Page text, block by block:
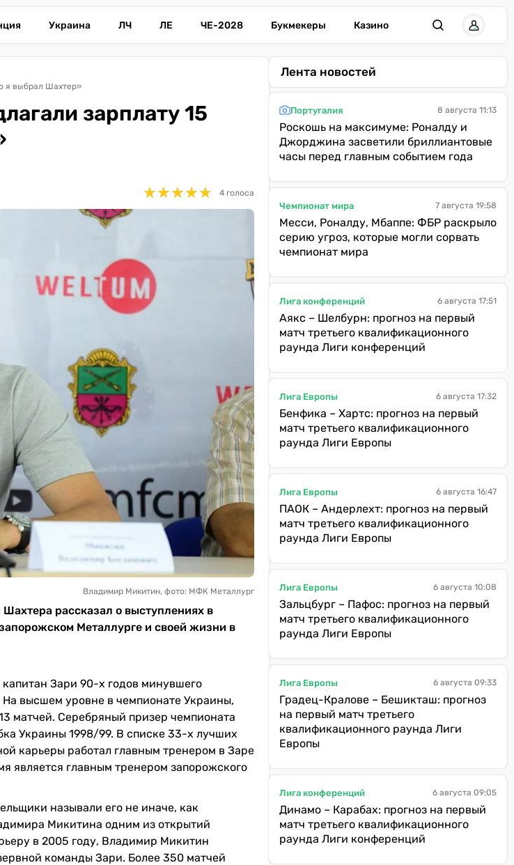
Украина ЛЧ ЛЕ ЧЕ-2028 Букмекеры Казино
я выбрал Шахтер»
зарплату 15
★★★★★
★★★★★ 4 голоса
Владимир Микитин, фото: МФК Металлург
рассказал о выступлениях в
Металлурге и своей жизни в
Зари 90-х годов минувшего
высшем уровне в чемпионате Украины,
матчей. Серебряный призер чемпионата
Украины 1998/99. В списке 33-х лучших
карьеры работал главным тренером в Заре
является главным тренером запорожского
называли его не иначе, как
Микитина одним из открытий
в 2005 году, Владимир Микитин
команды Зари. Более 350 матчей
Лента новостей
Португалия 8 августа 11:13
Роскошь на максимуме: Роналду и
Джорджина засветили бриллиантовые
часы перед главным событием года
Чемпионат мира 7 августа 19:58
Месси, Роналду, Мбаппе: ФБР раскрыло
серию угроз, которые могли сорвать
чемпионат мира
Лига конференций 6 августа 17:51
Аякс – Шелбурн: прогноз на первый
матч третьего квалификационного
раунда Лиги конференций
Лига Европы 6 августа 17:32
Бенфика – Хартс: прогноз на первый
матч третьего квалификационного
раунда Лиги Европы
Лига Европы 6 августа 16:47
ПАОК – Андерлехт: прогноз на первый
матч третьего квалификационного
раунда Лиги Европы
Лига Европы 6 августа 10:08
Зальцбург – Пафос: прогноз на первый
матч третьего квалификационного
раунда Лиги Европы
Лига Европы 6 августа 09:33
Градец-Кралове – Бешикташ: прогноз
на первый матч третьего
квалификационного раунда Лиги
Европы
Лига конференций 6 августа 09:05
Динамо – Карабах: прогноз на первый
матч третьего квалификационного
раунда Лиги конференций